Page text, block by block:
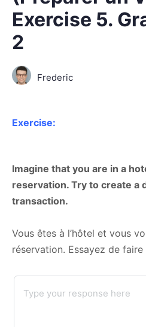
Exercise 5.
2
Frederic
Exercise:
Imagine that you are in a
reservation. Try to create a
transaction.
Vous êtes à l’hôtel et vous
réservation. Essayez de faire